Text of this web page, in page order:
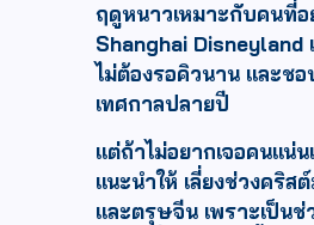
ฤดูหนาวเหมาะกับคนที่อ
Shanghai Disneyland
ไม่ต้องรอคิวนาน และช
เทศกาลปลายปี
แต่ถ้าไม่อยากเจอคนแน่
แนะนำให้ เลี่ยงช่วงคริส
และตรุษจีน เพราะเป็น